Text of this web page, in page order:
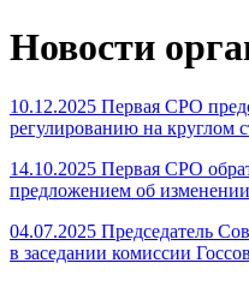
Новости
10.12.2025 Первая СРО
регулированию на круглом
14.10.2025 Первая СРО
предложением об изменении
04.07.2025 Председатель
в заседании комиссии